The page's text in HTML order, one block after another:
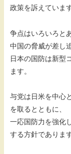
政策を訴えています
争点はいろいろと
中国の脅威が差し
日本の国防は新型
ます。
与党は日米を中心
を取るとともに、
一応国防力を強化
する方針であります